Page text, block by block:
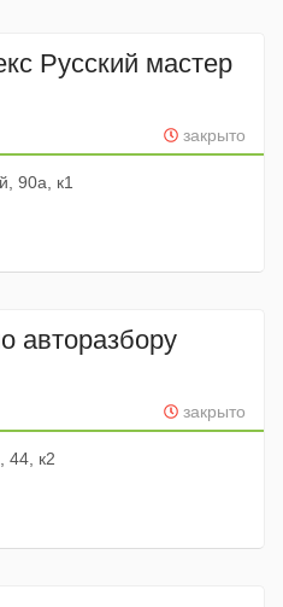
Русский мастер
закрыто
90а, к1
авторазбору
закрыто
44, к2